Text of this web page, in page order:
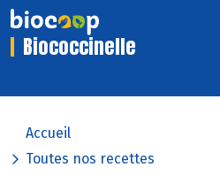
Biococcinelle
Accueil
Toutes nos recettes